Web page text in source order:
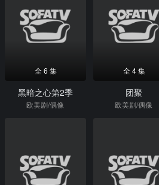
全 6 集
黑暗之心第2季
欧美剧/偶像
全 4 集
团聚
欧美剧/偶像